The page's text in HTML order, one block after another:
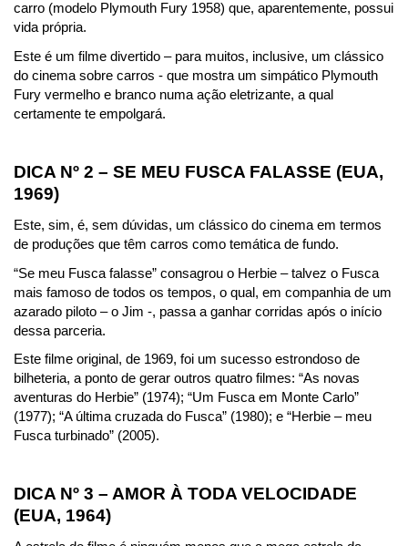
carro (modelo Plymouth Fury 1958) que, aparentemente, possui
vida própria.
Este é um filme divertido – para muitos, inclusive, um clássico
do cinema sobre carros - que mostra um simpático Plymouth
Fury vermelho e branco numa ação eletrizante, a qual
certamente te empolgará.
DICA Nº 2 – SE MEU FUSCA FALASSE (EUA,
1969)
Este, sim, é, sem dúvidas, um clássico do cinema em termos
de produções que têm carros como temática de fundo.
“Se meu Fusca falasse” consagrou o Herbie – talvez o Fusca
mais famoso de todos os tempos, o qual, em companhia de um
azarado piloto – o Jim -, passa a ganhar corridas após o início
dessa parceria.
Este filme original, de 1969, foi um sucesso estrondoso de
bilheteria, a ponto de gerar outros quatro filmes: “As novas
aventuras do Herbie” (1974); “Um Fusca em Monte Carlo”
(1977); “A última cruzada do Fusca” (1980); e “Herbie – meu
Fusca turbinado” (2005).
DICA Nº 3 – AMOR À TODA VELOCIDADE
(EUA, 1964)